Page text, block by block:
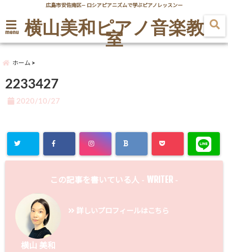
広島市安佐南区― ロシアピアニズムで学ぶピアノレッスンー
menu 横山美和ピアノ音楽教
室
ホーム
2233427
2020/10/27
この記事を書いている人 - WRITER -
横山 美和
詳しいプロフィールはこちら